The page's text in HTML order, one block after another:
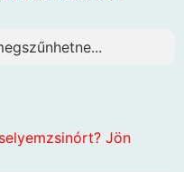
Jön